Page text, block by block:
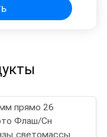
прямо 26
Флаш/Сн
светомассы